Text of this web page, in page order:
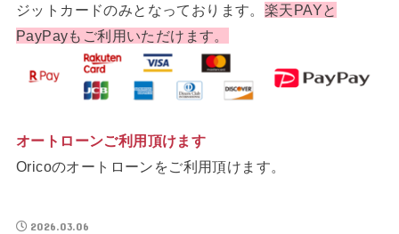
ジットカードのみとなっております。 楽天PAYと
PayPayもご利用いただけます。
オートローンご利用頂けます
Oricoのオートローンをご利用頂けます。
2026.03.06